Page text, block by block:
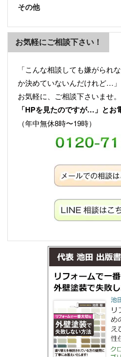
その他
お気軽にご相談下さい！
「こんな相談しても嫌がられ
か決めていないんだけれど…」
お気軽に、ご相談下さいませ。
「HPを見たのですが…」とお
（年中無休8時〜19時）